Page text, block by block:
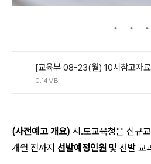
0.14MB
(사전예고 개요) 시․도교육청은 신규
개월 전까지 선발예정인원 및 선발 교